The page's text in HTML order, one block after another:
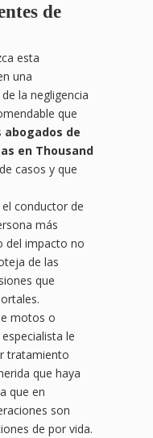
de
esta
una
la negligencia
que
abogados de
en Thousand
casos y que
conductor de
más
del impacto no
de las
que
motos o
le
tratamiento
que haya
que en
son
de por vida.